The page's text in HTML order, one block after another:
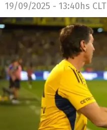
19/09/2025 - 13:40hs CLT